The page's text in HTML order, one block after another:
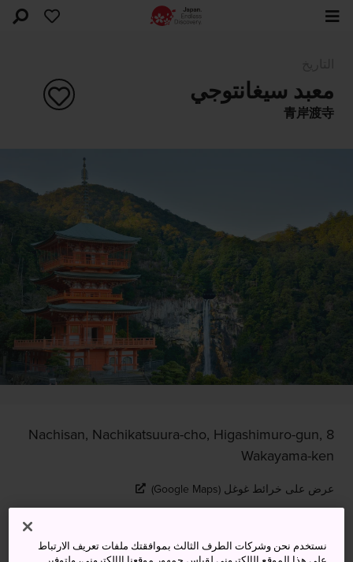
معبد سيغانتوجي
青岸渡寺
8 Nachisan, Nachikatsuura-cho, Higashimuro-gun,
Wakayama-ken
عرض على خرائط غوغل (Google Maps)
نستخدم نحن وشركات الطرف الثالث بموافقتك ملفات تعريف الارتباط